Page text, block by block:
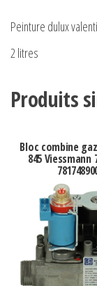
Peinture dulux
2 litres
Produits
Bloc combine
845 Viessmann